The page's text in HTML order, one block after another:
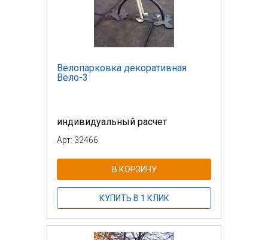
Велопарковка декоративная
Вело-3
индивидуальный расчет
Арт: 32466
В КОРЗИНУ
КУПИТЬ В 1 КЛИК